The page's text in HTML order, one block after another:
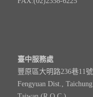
臺中服務處
豐原區大明路236巷11
Fengyuan Dist.,